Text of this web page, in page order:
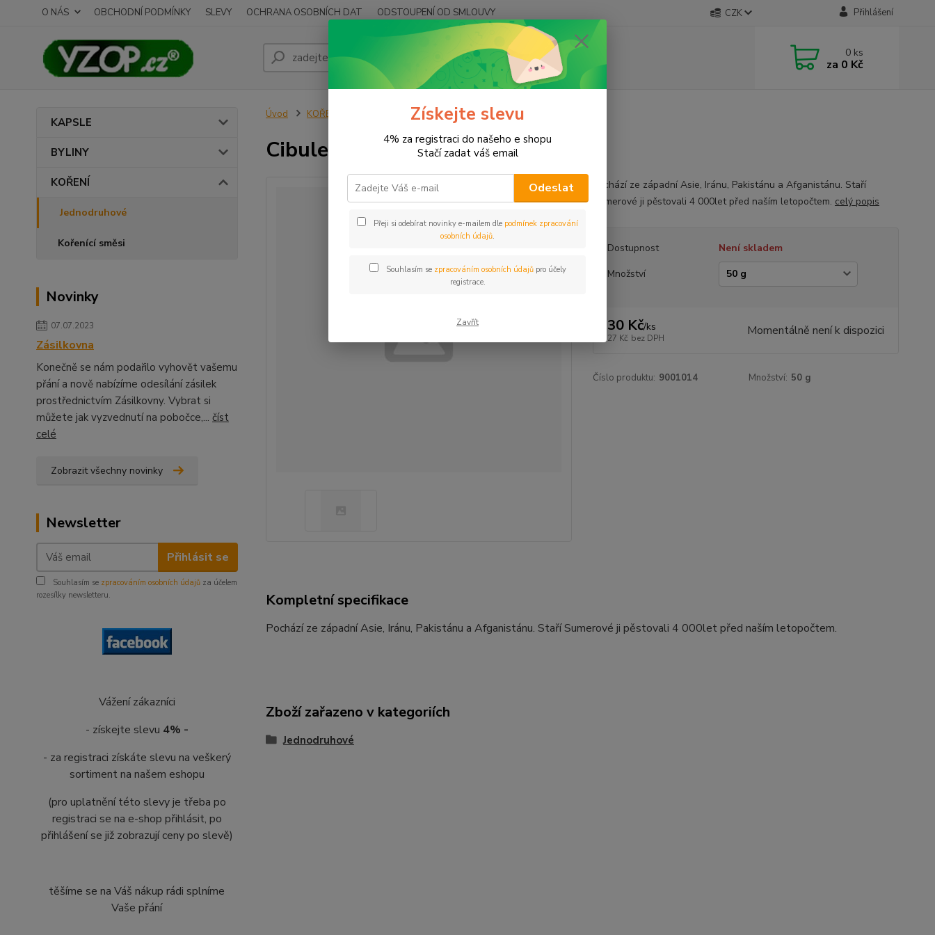
O NÁS OBCHODNÍ PODMÍNKY SLEVY OCHRANA OSOBNÍCH DAT ODSTOUPENÍ OD SMLOUVY CZK Přihlášení
Hledat 0 ks
za 0 Kč
KAPSLE
BYLINY
KOŘENÍ
Jednodruhové
Kořenící směsi
Novinky
07.07.2023
Zásilkovna
Konečně se nám podařilo vyhovět vašemu
přání a nově nabízíme odesílání zásilek
prostřednictvím Zásilkovny. Vybrat si
můžete jak vyzvednutí na pobočce,... číst
celé
Zobrazit všechny novinky
Newsletter
Přihlásit se
Souhlasím se zpracováním osobních údajů za účelem
rozesílky newsletteru.
Vážení zákazníci
- získejte slevu 4% -
- za registraci získáte slevu na veškerý
sortiment na našem eshopu
(pro uplatnění této slevy je třeba po
registraci se na e-shop přihlásit, po
přihlášení se již zobrazují ceny po slevě)
těšíme se na Váš nákup rádi splníme
Vaše přání
Úvod KOŘENÍ Jednodruhové Cibule plátková
Cibule plátková
Pochází ze západní Asie, Iránu, Pakistánu a Afganistánu. Staří
Sumerové ji pěstovali 4 000let před naším letopočtem. celý popis
Dostupnost
Není skladem
Množství
30 Kč/ks
27 Kč bez DPH Momentálně není k dispozici
Číslo produktu: 9001014 Množství: 50 g
Kompletní specifikace
Pochází ze západní Asie, Iránu, Pakistánu a Afganistánu. Staří Sumerové ji pěstovali 4 000let před naším letopočtem.
Zboží zařazeno v kategoriích
Jednodruhové
Získejte slevu
4% za registraci do našeho e shopu
Stačí zadat váš email
Odeslat
Přeji si odebírat novinky e-mailem dle podmínek zpracování
osobních údajů.
Souhlasím se zpracováním osobních údajůpro účely
registrace.
Zavřít